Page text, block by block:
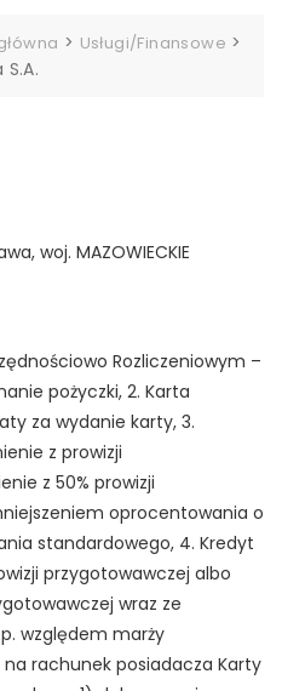
> Usługi/Finansowe >
woj. MAZOWIECKIE
Rozliczeniowym –
pożyczki, 2. Karta
za wydanie karty, 3.
z prowizji
z 50% prowizji
oprocentowania o
standardowego, 4. Kredyt
przygotowawczej albo
wraz ze
względem marży
rachunek posiadacza Karty